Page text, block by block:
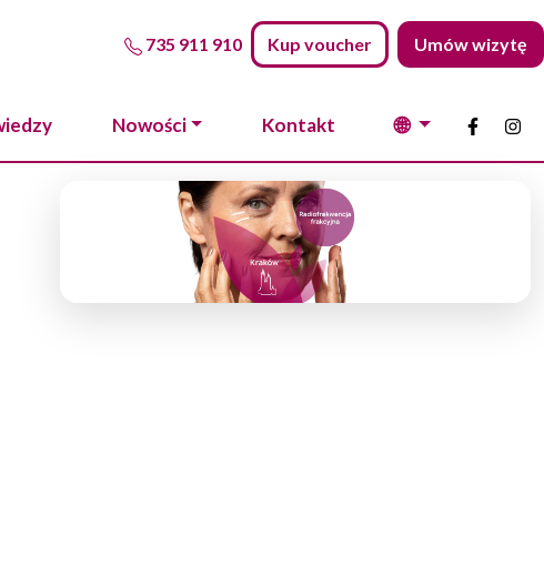
735 911 910 Kup voucher Umów wizytę
Nowości Kontakt 🌐